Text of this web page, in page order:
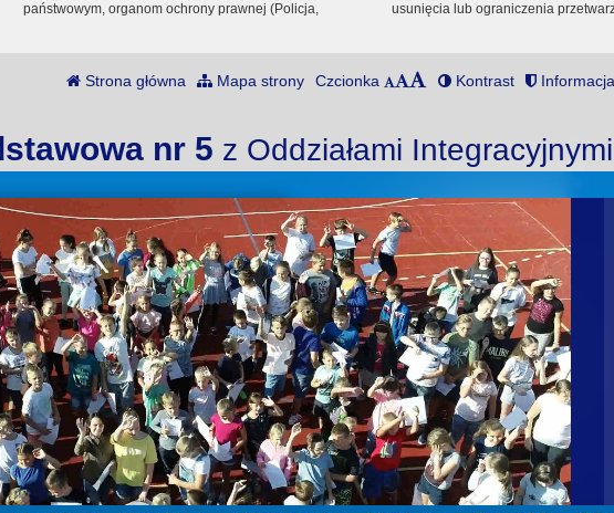
państwowym, organom ochrony prawnej (Policja,
usunięcia lub ograniczenia
Strona główna Mapa strony Czcionka Kontrast
nr 5 z Oddziałami